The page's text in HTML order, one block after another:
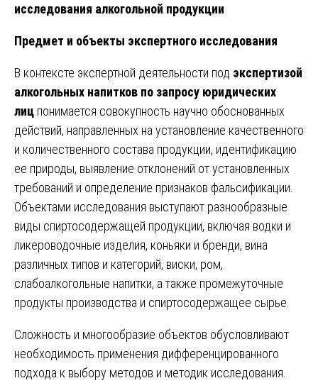
исследования алкогольной продукции
Предмет и объекты экспертного исследования
В контексте экспертной деятельности под экспертизой
алкогольных напитков по запросу юридических
лиц понимается совокупность научно обоснованных
действий, направленных на установление качественного
и количественного состава продукции, идентификацию
ее природы, выявление отклонений от установленных
требований и определение признаков фальсификации.
Объектами исследования выступают разнообразные
виды спиртосодержащей продукции, включая водки и
ликероводочные изделия, коньяки и бренди, вина
различных типов и категорий, виски, ром,
слабоалкогольные напитки, а также промежуточные
продукты производства и спиртосодержащее сырье.
Сложность и многообразие объектов обусловливают
необходимость применения дифференцированного
подхода к выбору методов и методик исследования.